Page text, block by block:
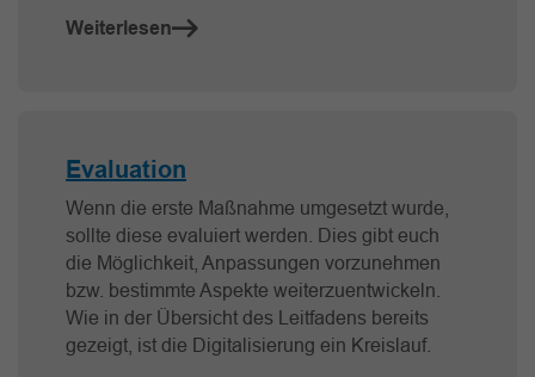
Weiterlesen
Evaluation
Wenn die erste Maßnahme umgesetzt wurde,
sollte diese evaluiert werden. Dies gibt euch
die Möglichkeit, Anpassungen vorzunehmen
bzw. bestimmte Aspekte weiterzuentwickeln.
Wie in der Übersicht des Leitfadens bereits
gezeigt, ist die Digitalisierung ein Kreislauf.